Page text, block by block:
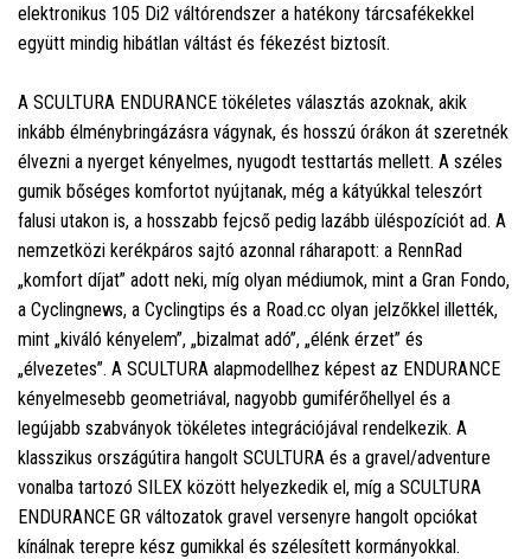
elektronikus 105 Di2 váltórendszer a hatékony tárcsafékekkel
együtt mindig hibátlan váltást és fékezést biztosít.
A SCULTURA ENDURANCE tökéletes választás azoknak, akik
inkább élménybringázásra vágynak, és hosszú órákon át szeretnék
élvezni a nyerget kényelmes, nyugodt testtartás mellett. A széles
gumik bőséges komfortot nyújtanak, még a kátyúkkal teleszórt
falusi utakon is, a hosszabb fejcső pedig lazább üléspozíciót ad. A
nemzetközi kerékpáros sajtó azonnal ráharapott: a RennRad
„komfort díjat” adott neki, míg olyan médiumok, mint a Gran Fondo,
a Cyclingnews, a Cyclingtips és a Road.cc olyan jelzőkkel illették,
mint „kiváló kényelem”, „bizalmat adó”, „élénk érzet” és
„élvezetes”. A SCULTURA alapmodellhez képest az ENDURANCE
kényelmesebb geometriával, nagyobb gumiférőhellyel és a
legújabb szabványok tökéletes integrációjával rendelkezik. A
klasszikus országútira hangolt SCULTURA és a gravel/adventure
vonalba tartozó SILEX között helyezkedik el, míg a SCULTURA
ENDURANCE GR változatok gravel versenyre hangolt opciókat
kínálnak terepre kész gumikkal és szélesített kormányokkal.